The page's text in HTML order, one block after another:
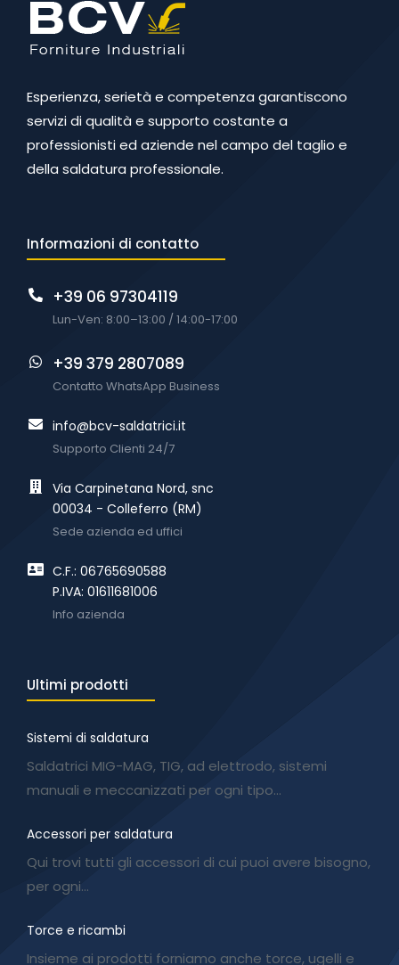
Esperienza, serietà e competenza garantiscono
servizi di qualità e supporto costante a
professionisti ed aziende nel campo del taglio e
della saldatura professionale.
Informazioni di contatto
+39 06 97304119
Lun-Ven: 8:00–13:00 / 14:00-17:00
+39 379 2807089
Contatto WhatsApp Business
info@bcv-saldatrici.it
Supporto Clienti 24/7
Via Carpinetana Nord, snc
00034 - Colleferro (RM)
Sede azienda ed uffici
C.F.: 06765690588
P.IVA: 01611681006
Info azienda
Ultimi prodotti
Sistemi di saldatura
Saldatrici MIG-MAG, TIG, ad elettrodo, sistemi
manuali e meccanizzati per ogni tipo…
Accessori per saldatura
Qui trovi tutti gli accessori di cui puoi avere bisogno,
per ogni…
Torce e ricambi
Insieme ai prodotti forniamo anche torce, ugelli e